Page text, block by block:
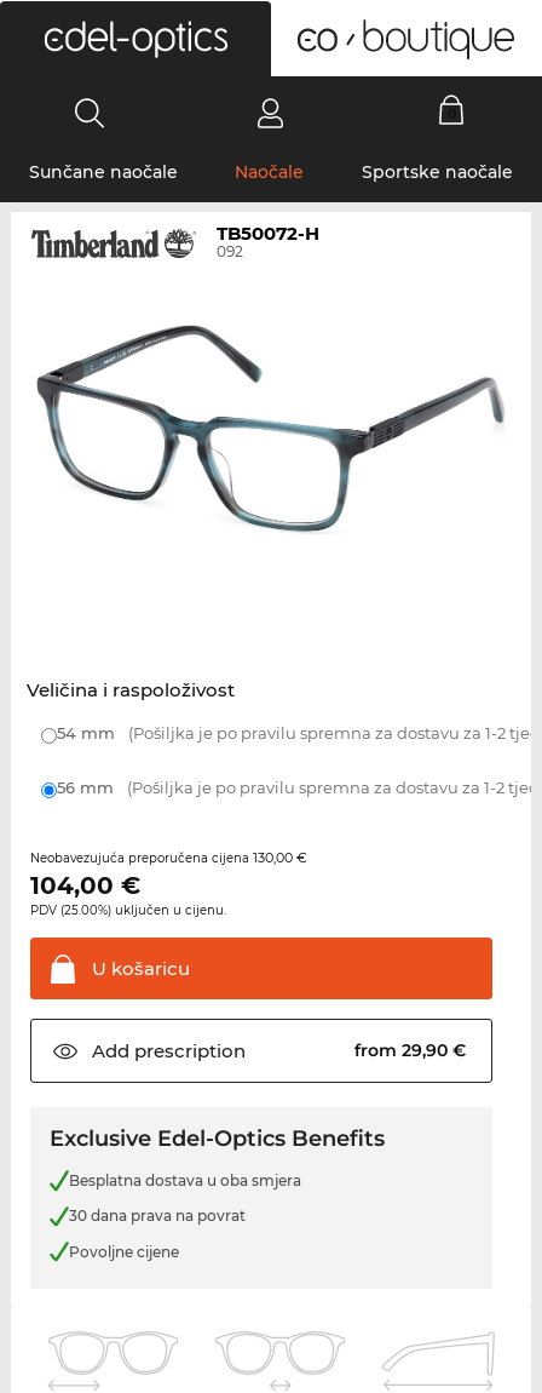
Sunčane naočale Naočale Sportske naočale
TB50072-H
092
Veličina i raspoloživost
54 mm (Pošiljka je po pravilu spremna za dostavu za 1-2
56 mm (Pošiljka je po pravilu spremna za dostavu za 1-2
Neobavezujuća preporučena cijena 130,00 €
104,00 €
PDV (25.00%) uključen u cijenu.
U košaricu
Add prescription from 29,90 €
Exclusive Edel-Optics Benefits
Besplatna dostava u oba smjera
30 dana prava na povrat
Povoljne cijene